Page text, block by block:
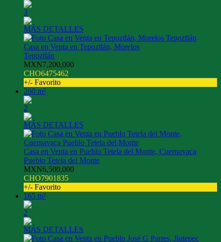
3
MÁS DETALLES
Casa en Venta en Tepoztlán, Morelos
Tepoztlán
MXN7,200,000
CHO6475462
+/- Favorito
260 m²
2
MÁS DETALLES
Casa en Venta en Pueblo Tetela del Monte, Cuernavaca
Pueblo Tetela del Monte
MXN6,500,000
CHO7901835
+/- Favorito
165 m²
2
MÁS DETALLES